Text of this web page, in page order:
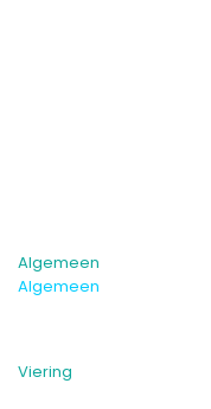
Algemeen
Algemeen
Viering